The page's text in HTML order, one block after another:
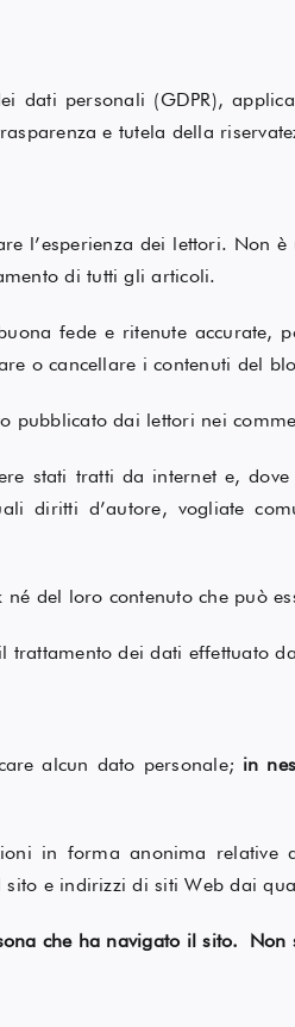
dati personali (GDPR),
e tutela della
l’esperienza dei lettori. Non
di tutti gli articoli.
fede e ritenute accurate,
o cancellare i contenuti del
pubblicato dai lettori nei
stati tratti da internet e,
diritti d’autore, vogliate
del loro contenuto che può
dei dati effettuato
alcun dato personale; in
in forma anonima
e indirizzi di siti Web dai
che ha navigato il sito.